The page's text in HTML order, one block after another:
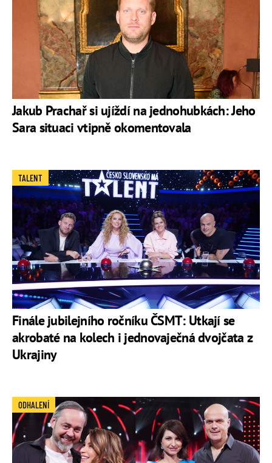
Jakub Prachař si ujíždí na jednohubkách: Jeho
Sara situaci vtipně okomentovala
Finále jubilejního ročníku ČSMT: Utkají se
akrobaté na kolech i jednovaječná dvojčata z
Ukrajiny
TALENT
ODHALENÍ